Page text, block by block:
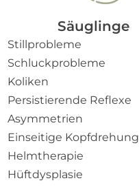
Säuglinge
Stillprobleme
Schluckprobleme
Koliken
Persistierende Reflexe
Asymmetrien
Einseitige Kopfdrehung
Helmtherapie
Hüftdysplasie